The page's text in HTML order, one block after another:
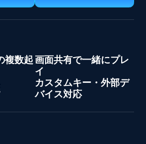
複数起 画面共有で一緒にプレ
イ
カスタムキー・外部デ
バイス対応